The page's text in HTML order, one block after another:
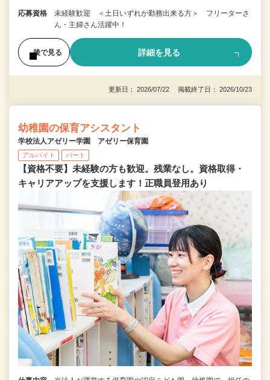
応募資格
未経験歓迎 ＜土日いずれか勤務出来る方＞ フリーターさ
ん・主婦さん活躍中！
後で見る 詳細を見る
更新日： 2026/07/22 掲載終了日： 2026/10/23
幼稚園の保育アシスタント
学校法人アゼリー学園 アゼリー保育園
アルバイト パート
【資格不要】未経験の方も歓迎。残業なし。資格取得・
キャリアアップを支援します！正職員登用あり